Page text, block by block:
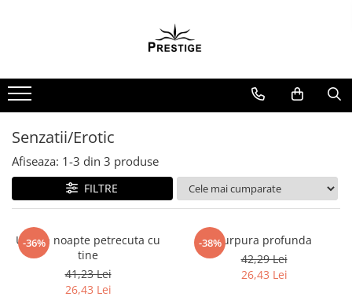
Noutati
Promotii
Spiritualitate - Ezoterism
AngelConnection
Arte Divinatorii
Chiromantie
Dezvoltare Spirituala
KidConnection
Senzatii/Erotic
Afiseaza: 1-3 din 3 produse
FILTRE
-36%
Ultima noapte petrecuta cu
tine
41,23 Lei
26,43 Lei
-38%Purpura profunda
42,29 Lei
26,43 Lei